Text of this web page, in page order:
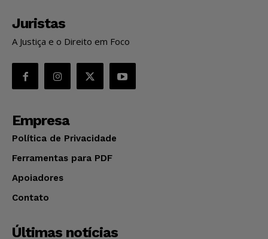
Juristas
A Justiça e o Direito em Foco
Empresa
Política de Privacidade
Ferramentas para PDF
Apoiadores
Contato
Últimas notícias